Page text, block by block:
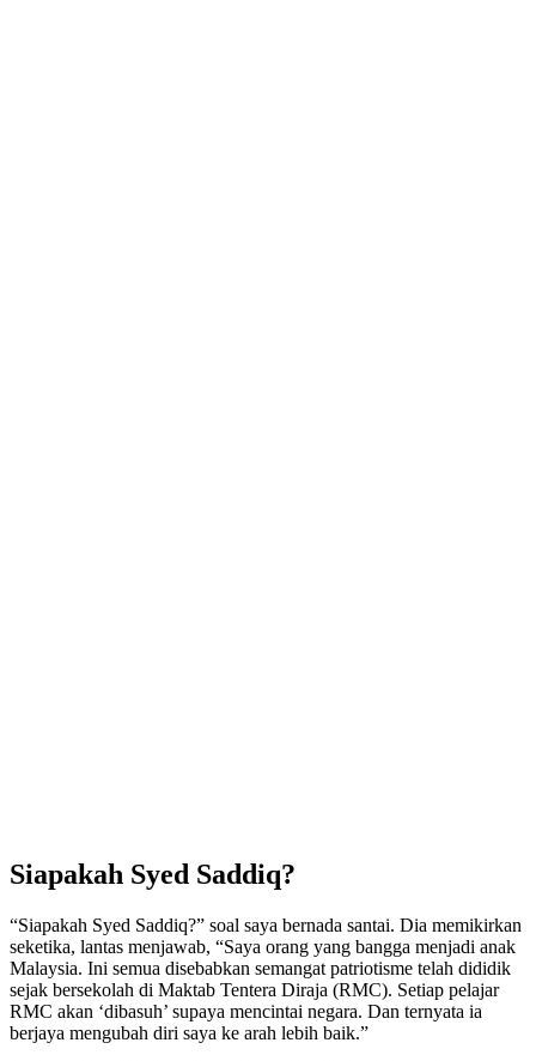
Siapakah Syed Saddiq?
“Siapakah Syed Saddiq?” soal saya bernada santai. Dia memikirkan
seketika, lantas menjawab, “Saya orang yang bangga menjadi anak
Malaysia. Ini semua disebabkan semangat patriotisme telah dididik
sejak bersekolah di Maktab Tentera Diraja (RMC). Setiap pelajar
RMC akan ‘dibasuh’ supaya mencintai negara. Dan ternyata ia
berjaya mengubah diri saya ke arah lebih baik.”